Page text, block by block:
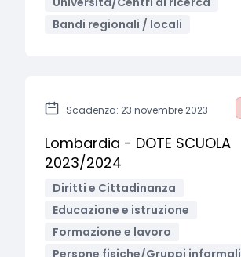
Bandi regionali / locali
Scadenza: 23 novembre 2023
Lombardia - DOTE SCUOLA
2023/2024
Diritti e Cittadinanza
Educazione e istruzione
Formazione e lavoro
Persone fisiche/Gruppi informali